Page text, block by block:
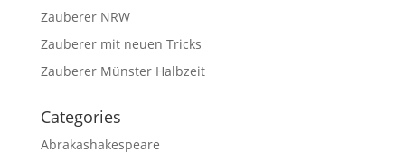
Zauberer NRW
Zauberer mit neuen Tricks
Zauberer Münster Halbzeit
Categories
Abrakashakespeare